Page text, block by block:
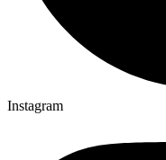
Instagram